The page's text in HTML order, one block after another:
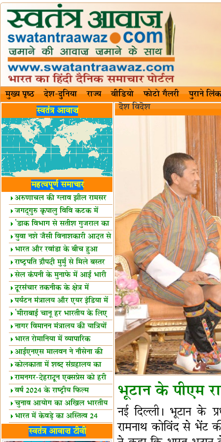
मुख्य पृष्ठ देश-दुनिया राज्य वीडियो फोटो गैलरी पुराने लिंक
स्वतंत्र आवाज़
महत्वपूर्ण समाचार
अरुणाचल की ग्लाव झील रामसर
स्थल घोषित
जगद्गुरु कृपालु विवि कटक में
शैक्षिक सत्र शुरू
'डाक विभाग से सतीश गुजराल का
रिश्ता गहरा'
युवा नशे जैसी विनाशकारी आदत से
दूर रहें-मोदी
भारत और रवांडा के बीच हुआ
व्यापार विस्तार
राष्ट्रपति द्रौपदी मुर्मु से मिले बस्तर
के प्रतिनिधि
सेल कंपनी के मुनाफे में आई भारी
उछाल!
दूरसंचार तकनीक के क्षेत्र में
उत्कृष्टता पुरस्कार
पर्यटन मंत्रालय और एयर इंडिया में
समझौता
'मीराबाई चानू हर भारतीय के लिए
प्रेरणा'
नागर विमानन मंत्रालय की यात्रियों
को सलाह
भारत रोमानिया में व्यापारिक
साझेदारियां
आईएनएस मालवन ने नौसेना की
ताकत बढ़ाई
कोलकाता में शब्द संग्रहालय का
उद्घाटन
रामनगर-देहरादून एक्सप्रेस को हरी
झंडीवर्ष 2024 के राष्ट्रीय फिल्म
पुरस्कारों की घोषणा
चुनाव आयोग का अखिल भारतीय
मीडिया सम्मेलन
भारत में केवड़े का अस्तित्‍व 24
लाख वर्ष!
लखनऊ में 'एक राष्ट्र एक चुनाव'
स्वतंत्र आवाज़ टीवी
दॆश‍ विदॆश‌
भूटान के पीएम
नई दिल्ली। भूटान के
रामनाथ कोविंद से भेंट